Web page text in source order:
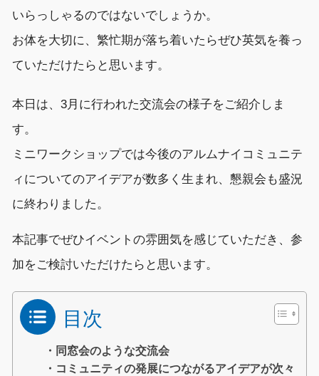
いらっしゃるのではないでしょうか。
お体を大切に、繁忙期が落ち着いたらぜひ英気を養っ
ていただけたらと思います。
本日 は、 3月に行われた交流会の様子をご紹介しま
す。
ミニワークショップでは今後のアルムナイ コミュニテ
ィについてのアイデアが数多く 生まれ、懇親会も盛況
に終わりました。
本記事でぜひイベントの雰囲気を感じていただき、参
加をご検討いただけたらと思います。
目次
・同窓会のような交流会
・コミュニティの発展につながるアイデアが次々